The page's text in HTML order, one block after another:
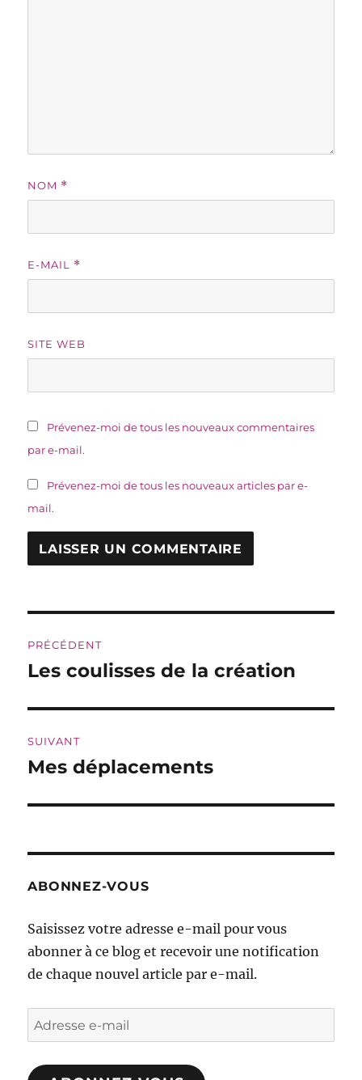
NOM *
E-MAIL *
SITE WEB
Prévenez-moi de tous les nouveaux commentaires
par e-mail.
Prévenez-moi de tous les nouveaux articles par e-
mail.
de
PRÉCÉDENT
Publication
Les coulisses de la création
SUIVANT
Publication
Mes déplacements
ABONNEZ-VOUS
Saisissez votre adresse e-mail pour vous
abonner à ce blog et recevoir une notification
de chaque nouvel article par e-mail.
Adresse
e-
mail